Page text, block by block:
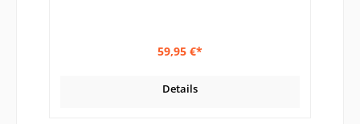
59,95 €*
Details